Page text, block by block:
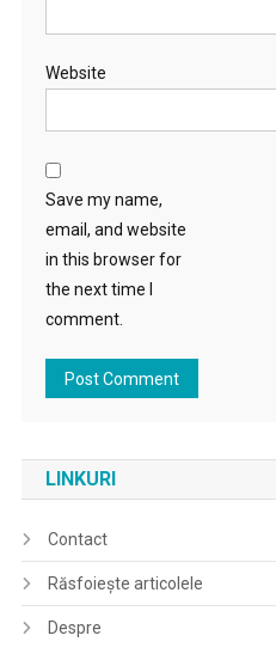
Website
Save my name,
email, and website
in this browser for
the next time I
comment.
LINKURI
Contact
Răsfoiește articolele
Despre